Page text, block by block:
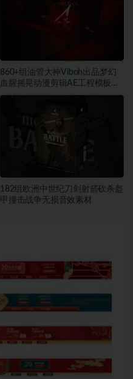
860+组油管大神Viboh出品梦幻
血腥摇晃动漫剪辑AE工程模板预
设叠加视频音效字体素材包
182组欧洲中世纪刀剑射箭砍杀盔
甲撞击战争无损音效素材